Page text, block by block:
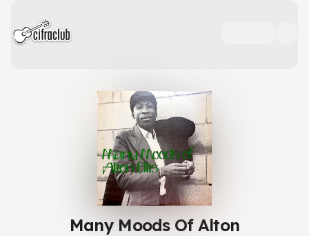
Many Moods Of Alton